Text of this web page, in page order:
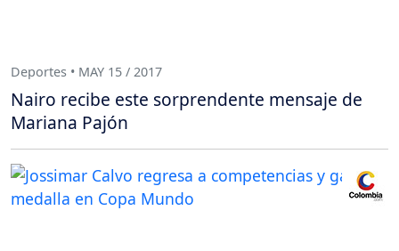
Deportes • MAY 15 / 2017
Nairo recibe este sorprendente mensaje de
Mariana Pajón